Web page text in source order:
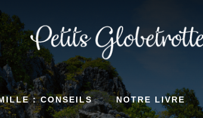
: CONSEILS NOTRE LIVRE